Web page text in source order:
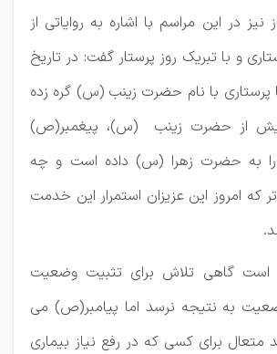
در این مراسم با اشاره به روایاتی از
و با تبریک روز پرستار گفت: در تاریخ
پرستاری با نام حضرت زینب (س) گره زده
از حضرت زینب (س)، پیغمبر(ص)
به حضرت زهرا (س) داده است و چه
که امروز این عزیزان استمرار این خدمت
است گاهی تلاش برای تثبیت وضعیت
به نتیجه نرسد اما پیامبر(ص) می
متعال برای کسی که در رفع نیاز بیماری